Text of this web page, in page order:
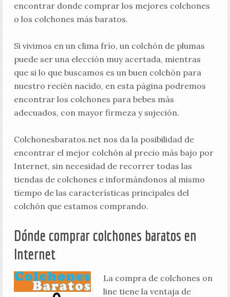
encontrar donde comprar los mejores colchones
o los colchones más baratos.
Si vivimos en un clima frío, un colchón de plumas
puede ser una elección muy acertada, mientras
que si lo que buscamos es un buen colchón para
nuestro recién nacido, en esta página podremos
encontrar los colchones para bebes más
adecuados, con mayor firmeza y sujeción.
Colchonesbaratos.net nos da la posibilidad de
encontrar el mejor colchón al precio más bajo por
Internet, sin necesidad de recorrer todas las
tiendas de colchones e informándonos al mismo
tiempo de las características principales del
colchón que estamos comprando.
Dónde comprar colchones baratos en
Internet
La compra de colchones on
line tiene la ventaja de